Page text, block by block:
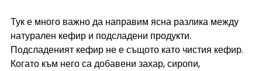
Тук е много важно да направим ясна разлика между
натурален кефир и подсладени продукти.
Подсладеният кефир не е същото като чистия кефир.
Когато към него са добавени захар, сиропи,